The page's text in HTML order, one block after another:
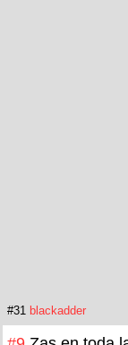
#31 blackadder